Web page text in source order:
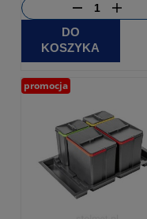
DO
KOSZYKA
promocja